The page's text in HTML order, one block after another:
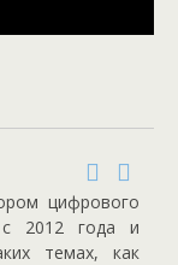
цифрового
с 2012 года и
темах, как